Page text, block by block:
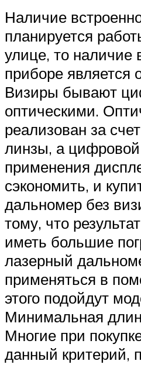
Наличие
планируется
улице, то наличие
приборе является
Визиры бывают
оптическими.
реализован за
линзы, а цифровой
применения
сэкономить, и
дальномер без
тому, что
иметь большие
лазерный
применяться в
этого подойдут
Минимальная
Многие при
данный критерий,